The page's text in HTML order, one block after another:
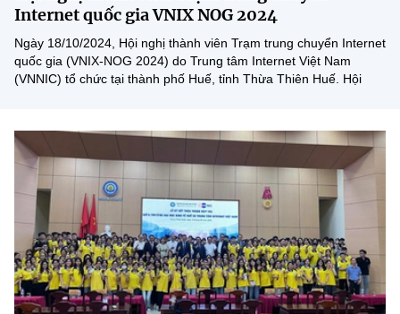
Sở Khoa học và Công nghệ
Chuyển đổi số
Bưu chính, Viễn thông
Tiêu chuẩn, đo lường, chất lượng
Năng lượng nguyên tử
Tin tổng hợp
Tin địa phương
Văn bản QPPL
Văn bản chỉ đạo điều hành
MST IOFFICE
THỐNG KÊ
Chuyển đổi số
Bưu chính, Viễn thông
Sở hữu trí tuệ
THƯ ĐIỆN TỬ
Khác
Videos
Infographic
Ảnh
Internet quốc gia VNIX NOG 2024
Ngày 18/10/2024, Hội nghị thành viên Trạm trung chuyển Internet
quốc gia (VNIX-NOG 2024) do Trung tâm Internet Việt Nam
(VNNIC) tổ chức tại thành phố Huế, tỉnh Thừa Thiên Huế. Hội